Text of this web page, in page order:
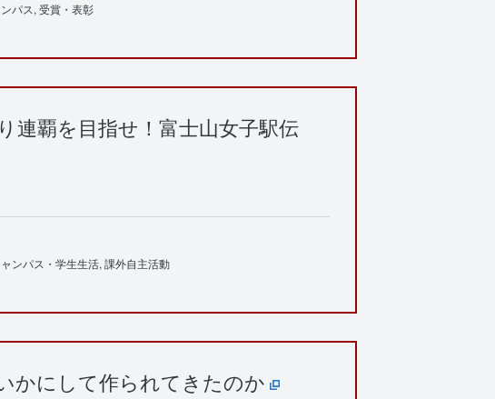
パス 受賞・表彰
連覇を目指せ！富士山女子駅伝
ンパス・学生生活 課外自主活動
かにして作られてきたのか